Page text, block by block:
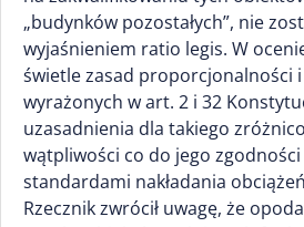
„budynków pozostałych”, nie
wyjaśnieniem ratio legis. W
świetle zasad proporcjonalności
wyrażonych w art. 2 i 32
uzasadnienia dla takiego
wątpliwości co do jego
standardami nakładania
Rzecznik zwrócił uwagę, że